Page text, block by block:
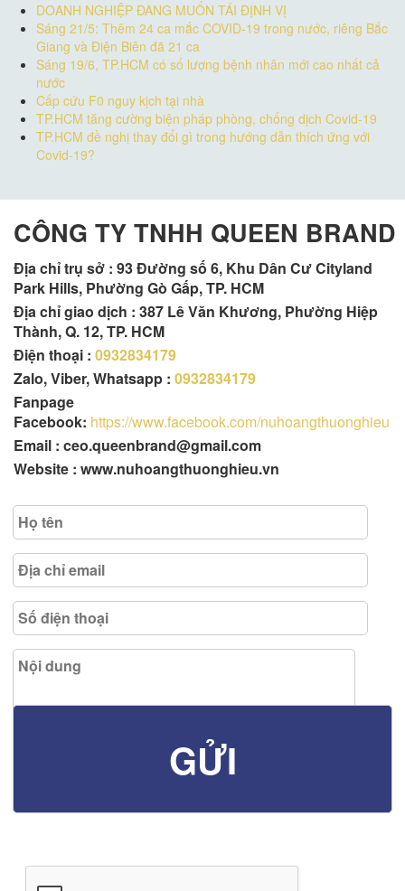
DOANH NGHIỆP ĐANG MUỐN TÁI ĐỊNH VỊ
Sáng 21/5: Thêm 24 ca mắc COVID-19 trong nước, riêng Bắc
Giang và Điện Biên đã 21 ca
Sáng 19/6, TP.HCM có số lượng bệnh nhân mới cao nhất cả
nước
Cấp cứu F0 nguy kịch tại nhà
TP.HCM tăng cường biện pháp phòng, chống dịch Covid-19
TP.HCM đề nghị thay đổi gì trong hướng dẫn thích ứng với
Covid-19?
CÔNG TY TNHH QUEEN BRAND
Địa chỉ trụ sở : 93 Đường số 6, Khu Dân Cư Cityland
Park Hills, Phường Gò Gấp, TP. HCM
Địa chỉ giao dịch : 387 Lê Văn Khương, Phường Hiệp
Thành, Q. 12, TP. HCM
Điện thoại : 0932834179
Zalo, Viber, Whatsapp : 0932834179
Fanpage
Facebook: https://www.facebook.com/nuhoangthuonghieu
Email : ceo.queenbrand@gmail.com
Website : www.nuhoangthuonghieu.vn